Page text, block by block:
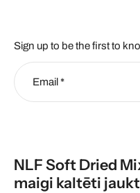
Sign up to be the first to
Email *
NLF Soft Dried
maigi kaltēti